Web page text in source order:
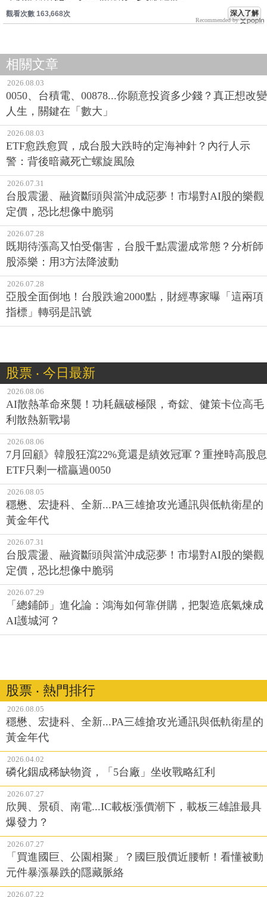
2026.08.03
0050、台積電、00878...你願意投資多少錢？真正想改變
人生，關鍵在「數大」
2026.08.03
ETF愈跌愈買，成台股大跌時的定海神針？內行人示
警：背後暗藏死亡螺旋風險
2026.07.31
台股震盪、融資斷頭與當沖成惡夢！市場對AI股的樂觀
定價，恐比想像中脆弱
2026.07.28
既期待漲高又怕受傷害，台股千點震盪成常態？分析師
股添樂：用3方法降波動
2026.07.28
亞股全面倒地！台股跌逾2000點，財經專家曝「這兩項
指標」轉弱是訊號
2026.08.06
AI散熱革命來襲！功耗飆破極限，奇鋐、健策卡位高毛
利散熱新戰場
2026.08.06
7月回顧》韓股狂瀉22%竟還是績效冠軍？重挫時高股息
ETF只剩一檔贏過0050
2026.08.05
穩懋、宏捷科、全新...PA三雄搶攻光通訊與低軌衛星的
黃金年代
2026.07.31
台股震盪、融資斷頭與當沖成惡夢！市場對AI股的樂觀
定價，恐比想像中脆弱
2026.07.29
「總鋪師」進化論：鴻海如何靠併購，把製造底氣煉成
AI護城河？
2026.08.05
穩懋、宏捷科、全新...PA三雄搶攻光通訊與低軌衛星的
黃金年代
2026.04.02
磷化銦成稀缺物資，「5台廠」坐收戰略紅利
2026.07.27
欣興、景碩、南電...IC載板漲價潮下，載板三雄誰最具
爆發力？
2026.07.27
「買進國巨、公園相聚」？國巨股價近腰斬！看懂被動
元件暴漲暴跌的隱藏脈絡
2026.07.22
台積電、聯發科、鴻海、台達電全面轉強，4萬2000點
是這波的低點嗎？